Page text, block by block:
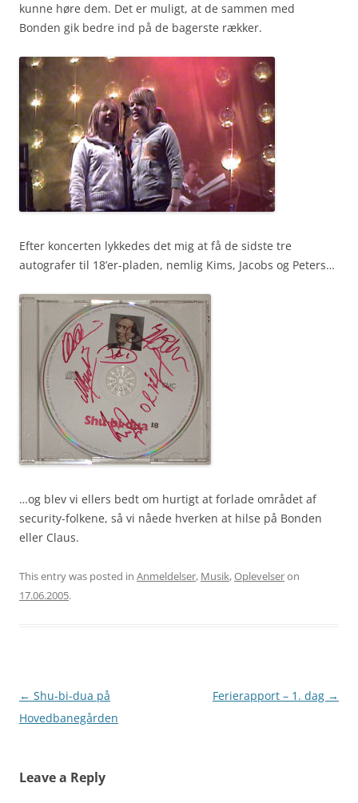
kunne høre dem. Det er muligt, at de sammen med
Bonden gik bedre ind på de bagerste rækker.
Efter koncerten lykkedes det mig at få de sidste tre
autografer til 18’er-pladen, nemlig Kims, Jacobs og Peters…
…og blev vi ellers bedt om hurtigt at forlade området af
security-folkene, så vi nåede hverken at hilse på Bonden
eller Claus.
This entry was posted in Anmeldelser, Musik,Oplevelseron
17.06.2005.
Post
navigation
← Shu-bi-dua på
Hovedbanegården
Ferierapport – 1. dag →
Leave a Reply